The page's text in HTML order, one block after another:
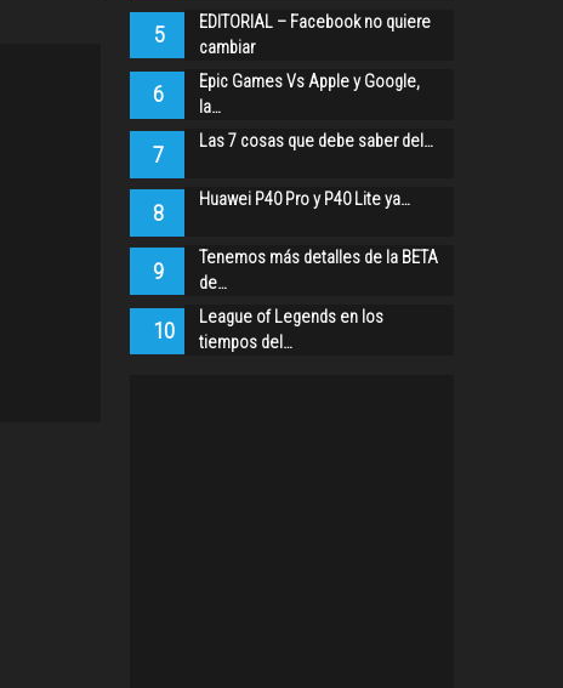
5
EDITORIAL – Facebook no quiere
cambiar
6
Epic Games Vs Apple y Google,
la…
7 Las 7 cosas que debe saber del…
8 Huawei P40 Pro y P40 Lite ya…
9
Tenemos más detalles de la BETA
de…
10
League of Legends en los
tiempos del…